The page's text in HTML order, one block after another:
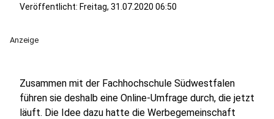
Veröffentlicht: Freitag, 31.07.2020 06:50
Anzeige
Zusammen mit der Fachhochschule Südwestfalen
führen sie deshalb eine Online-Umfrage durch, die jetzt
läuft. Die Idee dazu hatte die Werbegemeinschaft